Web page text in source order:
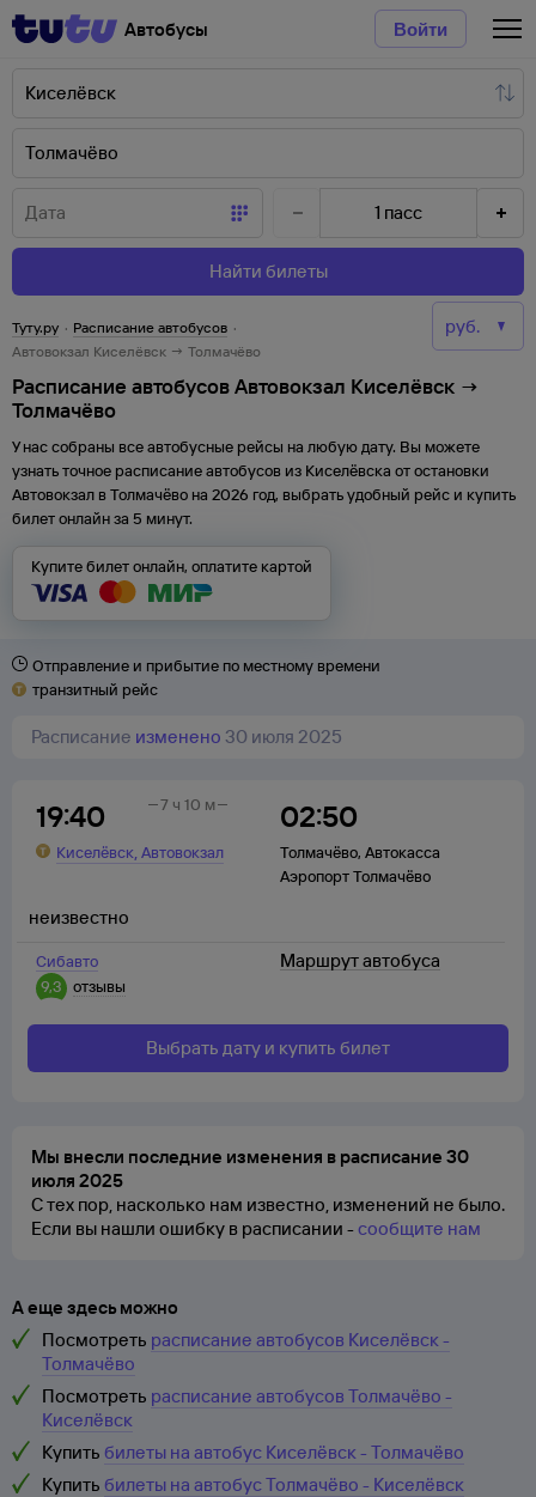
Автобусы Войти
1 пасс
Найти билеты
Туту.ру · Расписание автобусов ·
Автовокзал Киселёвск → Толмачёво
Расписание автобусов Автовокзал Киселёвск →
Толмачёво
У нас собраны все автобусные рейсы на любую дату. Вы можете
узнать точное расписание автобусов из Киселёвска отостановки
Автовокзал в Толмачёво на 2026 год, выбрать удобный рейс и купить
билет онлайн за 5 минут.
Купите билет онлайн, оплатите картой
Отправление и прибытие по местному времени
транзитный рейс
Расписание изменено 30 июля 2025
19:40
Киселёвск,Автовокзал
02:50
Толмачёво, Автокасса
Аэропорт Толмачёво
7 ч 10 м
Сибавто
9,3
отзывы
неизвестно
Маршрут автобуса
Выбрать дату и купить билет
Мы внесли последние изменения в расписание 30
июля 2025
С тех пор, насколько нам известно, изменений не было.
Если вы нашли ошибку в расписании -сообщите нам
А еще здесь можно
Посмотреть расписание автобусов Киселёвск -
Толмачёво
Посмотреть расписание автобусов Толмачёво -
Киселёвск
Купить билеты на автобус Киселёвск - Толмачёво
Купить билеты на автобус Толмачёво - Киселёвск